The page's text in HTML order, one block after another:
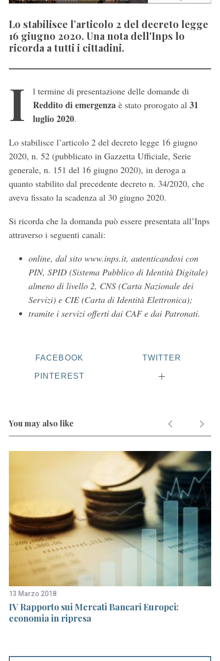
Lo stabilisce l’articolo 2 del decreto legge
16 giugno 2020. Una nota dell'Inps lo
ricorda a tutti i cittadini.
I l termine di presentazione delle domande di
Reddito di emergenzaè stato prorogato al 31
luglio 2020.
Lo stabilisce l’articolo 2 del decreto legge 16 giugno
2020, n. 52 (pubblicato in Gazzetta Ufficiale, Serie
generale, n. 151 del 16 giugno 2020), in deroga a
quanto stabilito dal precedente decreto n. 34/2020, che
aveva fissato la scadenza al 30 giugno 2020.
Si ricorda che la domanda può essere presentata all’Inps
attraverso i seguenti canali:
online, dal sito www.inps.it, autenticandosi con
PIN, SPID (Sistema Pubblico di Identità Digitale)
almeno di livello 2, CNS (Carta Nazionale dei
Servizi) e CIE (Carta di Identità Elettronica);
tramite i servizi offerti dai CAF e dai Patronati.
FACEBOOK TWITTER
PINTEREST
You may also like
13 Marzo 2018
IV Rapporto sui Mercati Bancari Europei:
economia in ripresa